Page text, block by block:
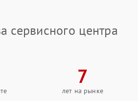
сервисного центра
7
лет на рынке